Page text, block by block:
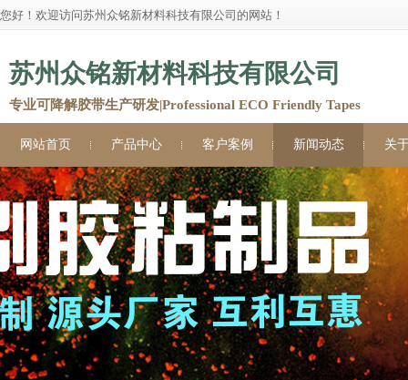
您好！欢迎访问苏州众铭新材料科技有限公司的网站！
苏州众铭新材料科技有限公司
专业可降解胶带生产研发|Professional ECO Friendly Tapes
网站首页 产品中心 客户案例 新闻动态 关